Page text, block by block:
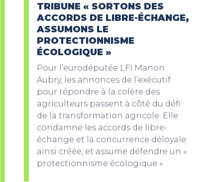
TRIBUNE « SORTONS DES
ACCORDS DE LIBRE-ÉCHANGE,
ASSUMONS LE
PROTECTIONNISME
ÉCOLOGIQUE »
Pour l’eurodéputée LFI Manon
Aubry, les annonces de l’exécutif
pour répondre à la colère des
agriculteurs passent à côté du défi
de la transformation agricole. Elle
condamne les accords de libre-
échange et la concurrence déloyale
ainsi créée, et assume défendre un «
protectionnisme écologique ».